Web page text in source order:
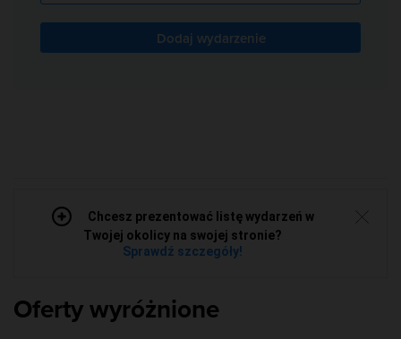
Dodaj wydarzenie
Chcesz prezentować listę wydarzeń w
Twojej okolicy na swojej stronie?
Sprawdź szczegóły!
Oferty wyróżnione